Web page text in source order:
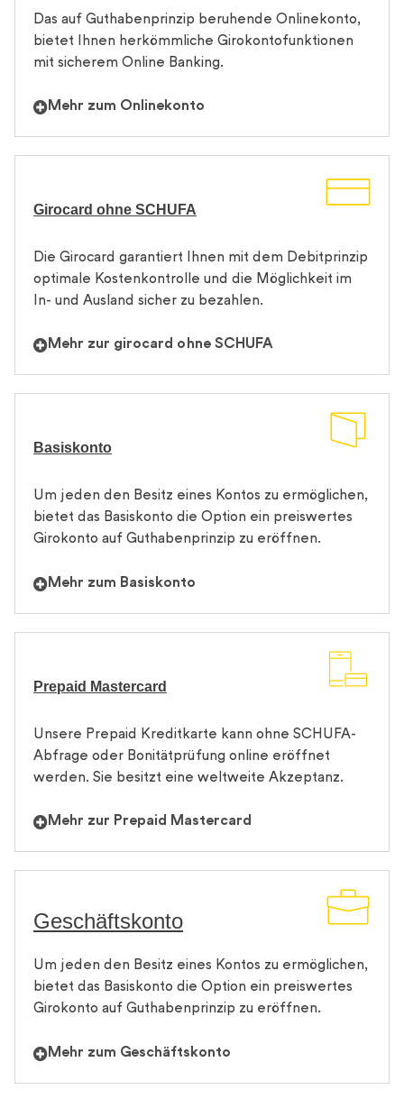
Das auf Guthabenprinzip beruhende Onlinekonto,
bietet Ihnen herkömmliche Girokontofunktionen
mit sicherem Online Banking.
Mehr zum Onlinekonto
Girocard ohne SCHUFA
Die Girocard garantiert Ihnen mit dem Debitprinzip
optimale Kostenkontrolle und die Möglichkeit im
In- und Ausland sicher zu bezahlen.
Mehr zur girocard ohne SCHUFA
Basiskonto
Um jeden den Besitz eines Kontos zu ermöglichen,
bietet das Basiskonto die Option ein preiswertes
Girokonto auf Guthabenprinzip zu eröffnen.
Mehr zum Basiskonto
Prepaid Mastercard
Unsere Prepaid Kreditkarte kann ohne SCHUFA-
Abfrage oder Bonitätprüfung online eröffnet
werden. Sie besitzt eine weltweite Akzeptanz.
Mehr zur Prepaid Mastercard
Geschäftskonto
Um jeden den Besitz eines Kontos zu ermöglichen,
bietet das Basiskonto die Option ein preiswertes
Girokonto auf Guthabenprinzip zu eröffnen.
Mehr zum Geschäftskonto